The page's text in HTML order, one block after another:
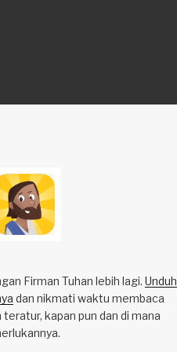
Firman Tuhan lebih lagi. Unduh
dan nikmati waktu membaca
kapan pun dan di mana